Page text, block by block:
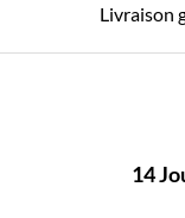
Livraison
14